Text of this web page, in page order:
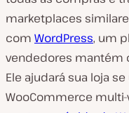
marketplaces
com WordPress, um
vendedores mantém
Ele ajudará sua loja
WooCommerce